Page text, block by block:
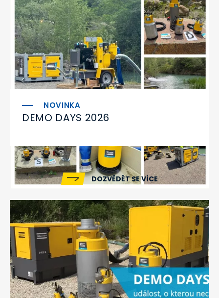
DEMO DAYS 2026
DOZVĚDĚT SE VÍCE